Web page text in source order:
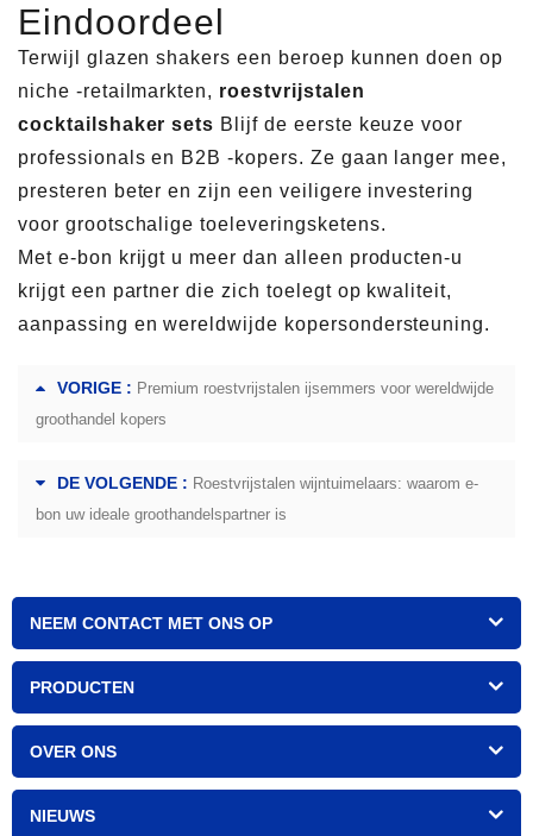
Eindoordeel
Terwijl glazen shakers een beroep kunnen doen op
niche -retailmarkten, roestvrijstalen
cocktailshaker sets Blijf de eerste keuze voor
professionals en B2B -kopers. Ze gaan langer mee,
presteren beter en zijn een veiligere investering
voor grootschalige toeleveringsketens.
Met e-bon krijgt u meer dan alleen producten-u
krijgt een partner die zich toelegt op kwaliteit,
aanpassing en wereldwijde kopersondersteuning.
VORIGE : Premium roestvrijstalen ijsemmers voor wereldwijde
groothandel kopers
DE VOLGENDE : Roestvrijstalen wijntuimelaars: waarom e-
bon uw ideale groothandelspartner is
NEEM CONTACT MET ONS OP
PRODUCTEN
OVER ONS
NIEUWS